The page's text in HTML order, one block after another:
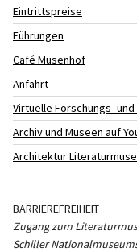
Eintrittspreise
Führungen
Café Musenhof
Anfahrt
Virtuelle Forschungs-
Archiv und Museen auf
Architektur
BARRIEREFREIHEIT
Zugang zum
Schiller